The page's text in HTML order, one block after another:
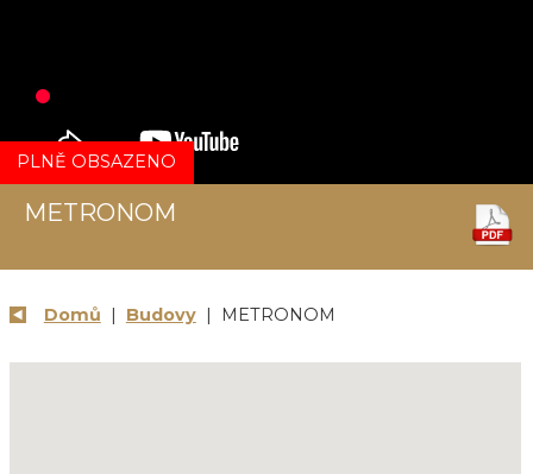
METRONOM
PLNĚ OBSAZENO
Domů | Budovy| METRONOM